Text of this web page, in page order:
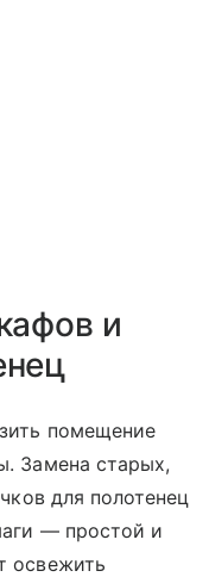
и
помещение
Замена старых,
для полотенец
— простой и
освежить